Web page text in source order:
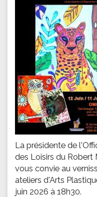
La présidente de
des Loisirs du Robert
vous convie au
ateliers d'Arts
juin 2026 à 18h30.